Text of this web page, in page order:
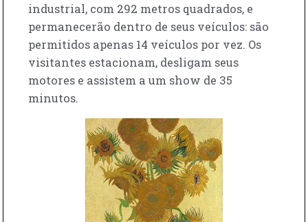
industrial, com 292 metros quadrados, e
permanecerão dentro de seus veículos: são
permitidos apenas 14 veículos por vez. Os
visitantes estacionam, desligam seus
motores e assistem a um show de 35
minutos.